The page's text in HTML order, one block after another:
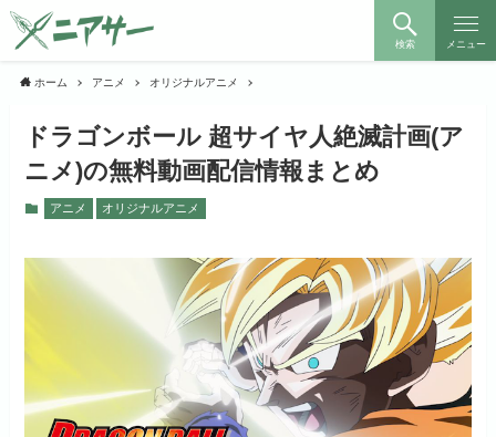
検索 メニュー
ホーム アニメ オリジナルアニメ
ドラゴンボール 超サイヤ人絶滅計画(ア
ニメ)の無料動画配信情報まとめ
アニメ オリジナルアニメ